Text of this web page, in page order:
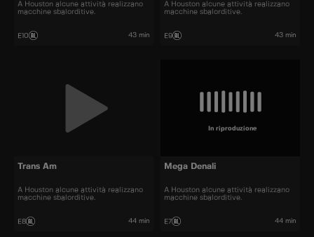
A Houston alcune attività realizzano
macchine sbalorditive.
E10 43 min
A Houston alcune attività realizzano
macchine sbalorditive.
E9 43 min
Trans Am
A Houston alcune attività realizzano
macchine sbalorditive.
E8 44 min
In riproduzione
Mega Denali
A Houston alcune attività realizzano
macchine sbalorditive.
E7 44 min